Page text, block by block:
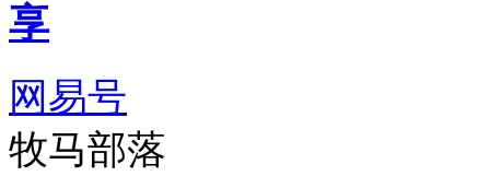
享
网易号
牧马部落